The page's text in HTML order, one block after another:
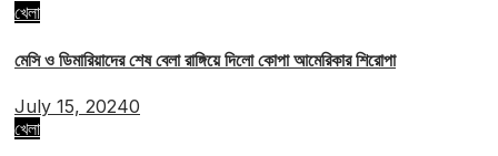
খেলা
মেসি ও ডিমারিয়াদের শেষ বেলা রাঙ্গিয়ে দিলো কোপা আমেরিকার শিরোপা
July 15, 20240
খেলা